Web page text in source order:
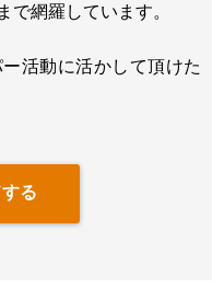
で網羅しています。
活動に活かして頂けた
る